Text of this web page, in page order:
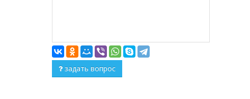
задать вопрос